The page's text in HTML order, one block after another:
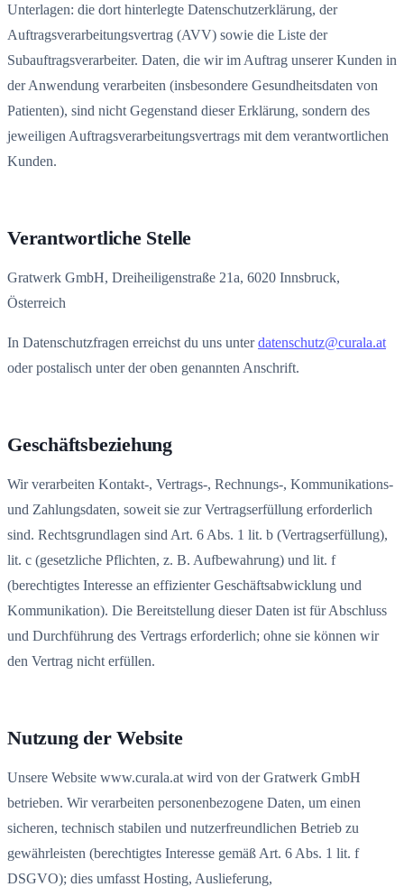
Unterlagen: die dort hinterlegte Datenschutzerklärung, der
Auftragsverarbeitungsvertrag (AVV) sowie die Liste der
Subauftragsverarbeiter. Daten, die wir im Auftrag unserer Kunden in
der Anwendung verarbeiten (insbesondere Gesundheitsdaten von
Patienten), sind nicht Gegenstand dieser Erklärung, sondern des
jeweiligen Auftragsverarbeitungsvertrags mit dem verantwortlichen
Kunden.
Verantwortliche Stelle
Gratwerk GmbH, Dreiheiligenstraße 21a, 6020 Innsbruck,
Österreich
In Datenschutzfragen erreichst du uns unterdatenschutz@curala.at
oder postalisch unter der oben genannten Anschrift.
Geschäftsbeziehung
Wir verarbeiten Kontakt-, Vertrags-, Rechnungs-, Kommunikations-
und Zahlungsdaten, soweit sie zur Vertragserfüllung erforderlich
sind. Rechtsgrundlagen sind Art. 6 Abs. 1 lit. b (Vertragserfüllung),
lit. c (gesetzliche Pflichten, z. B. Aufbewahrung) und lit. f
(berechtigtes Interesse an effizienter Geschäftsabwicklung und
Kommunikation). Die Bereitstellung dieser Daten ist für Abschluss
und Durchführung des Vertrags erforderlich; ohne sie können wir
den Vertrag nicht erfüllen.
Nutzung der Website
Unsere Website www.curala.at wird von der Gratwerk GmbH
betrieben. Wir verarbeiten personenbezogene Daten, um einen
sicheren, technisch stabilen und nutzerfreundlichen Betrieb zu
gewährleisten (berechtigtes Interesse gemäß Art. 6 Abs. 1 lit. f
DSGVO); dies umfasst Hosting, Auslieferung,